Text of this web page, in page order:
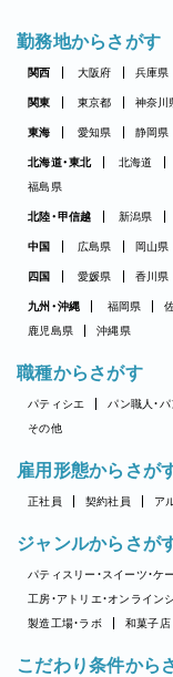
勤務地からさがす
関西 大阪府 兵庫県
関東 東京都 神奈川
東海 愛知県 静岡県
北海道・東北 北海道
福島県
北陸・甲信越 新潟県
中国 広島県 岡山県
四国 愛媛県 香川県
九州・沖縄 福岡県
鹿児島県
沖縄県
職種からさがす
パティシエ パン職人・
その他
雇用形態からさが
正社員 契約社員 ア
ジャンルからさが
パティスリー・スイーツ・ケ
工房・アトリエ・オンライン
製造工場・ラボ
和菓子店
こだわり条件から